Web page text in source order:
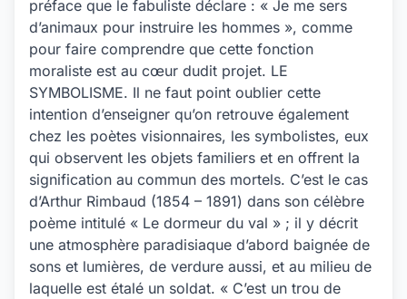
préface que le fabuliste déclare : « Je me sers
d’animaux pour instruire les hommes », comme
pour faire comprendre que cette fonction
moraliste est au cœur dudit projet. LE
SYMBOLISME. Il ne faut point oublier cette
intention d’enseigner qu’on retrouve également
chez les poètes visionnaires, les symbolistes, eux
qui observent les objets familiers et en offrent la
signification au commun des mortels. C’est le cas
d’Arthur Rimbaud (1854 – 1891) dans son célèbre
poème intitulé « Le dormeur du val » ; il y décrit
une atmosphère paradisiaque d’abord baignée de
sons et lumières, de verdure aussi, et au milieu de
laquelle est étalé un soldat. « C’est un trou de